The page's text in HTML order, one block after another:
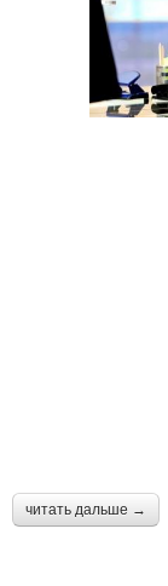
читать дальше →